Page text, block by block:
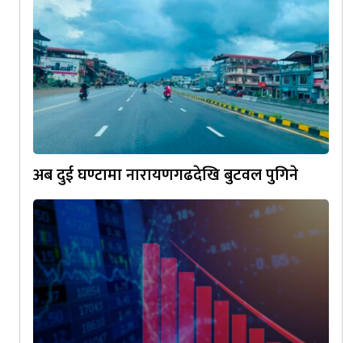
अब दुई घण्टामा नारायणगढदेखि बुटवल पुगिने